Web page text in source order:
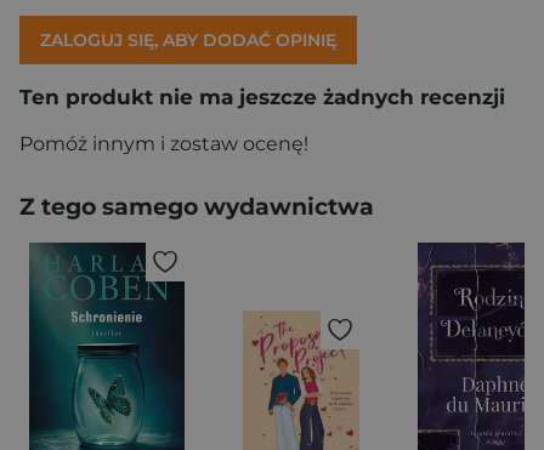
ZALOGUJ SIĘ, ABY DODAĆ OPINIĘ
Ten produkt nie ma jeszcze żadnych recenzji
Pomóż innym i zostaw ocenę!
Z tego samego wydawnictwa